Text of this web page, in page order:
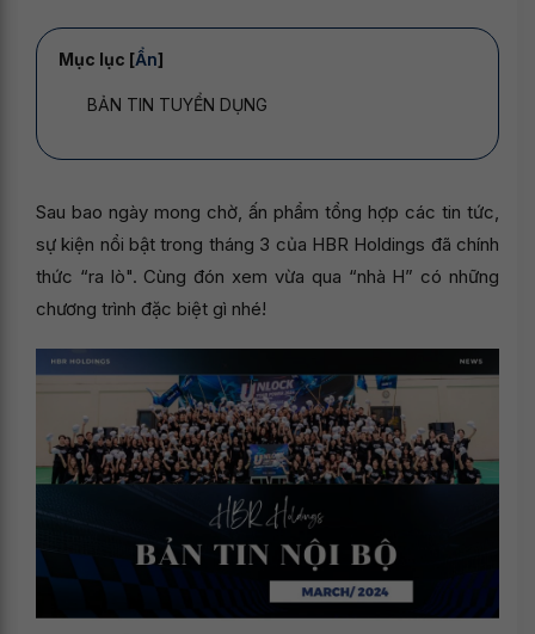
Mục lục [Ẩn]
BẢN TIN TUYỂN DỤNG
Sau bao ngày mong chờ, ấn phẩm tổng hợp các tin tức,
sự kiện nổi bật trong tháng 3 của HBR Holdings đã chính
thức “ra lò". Cùng đón xem vừa qua “nhà H” có những
chương trình đặc biệt gì nhé!